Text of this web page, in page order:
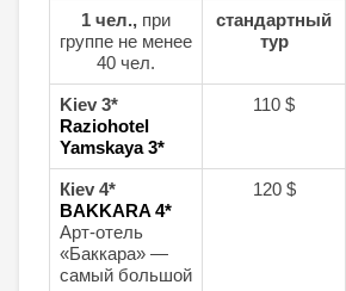
1 чел., при
группе не менее
40 чел.
стандартный
тур
Kiev 3*
Raziohotel
Yamskaya 3*
110 $
Кiev 4*
BAKKARA 4*
Арт-отель
«Баккара» —
самый большой
120 $